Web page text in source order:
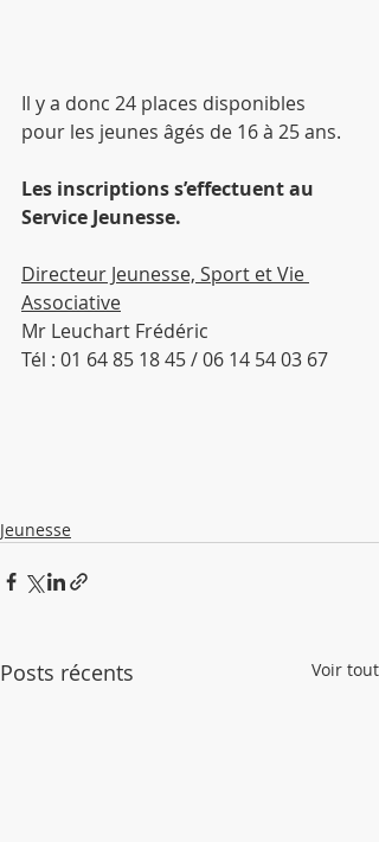
Il y a donc 24 places disponibles
pour les jeunes âgés de 16 à 25 ans.
Les inscriptions s’effectuent au
Service Jeunesse.
Directeur Jeunesse, Sport et Vie
Associative
Mr Leuchart Frédéric
Tél : 01 64 85 18 45 / 06 14 54 03 67
Jeunesse
Posts récents Voir tout